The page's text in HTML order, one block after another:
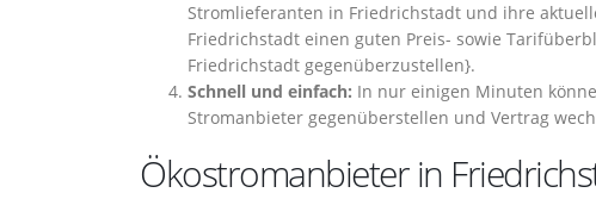
Stromlieferanten in Friedrichstadt und ihre
Friedrichstadt einen guten Preis- sowie
Friedrichstadt gegenüberzustellen}.
Schnell und einfach: In nur einigen Minuten
Stromanbieter gegenüberstellen und Vertrag
Ökostromanbieter in